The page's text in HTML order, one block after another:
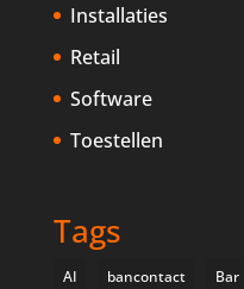
Installaties
Retail
Software
Toestellen
Tags
AI bancontact Bar